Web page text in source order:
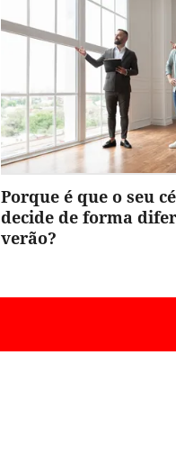
Porque é que o seu
decide de forma
verão?